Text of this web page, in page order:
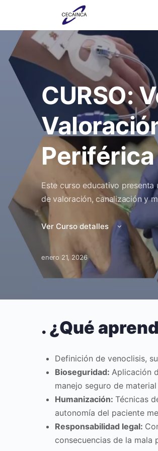
CURSO:
Periférica
Este curso educativo
de valoración, canalización y
Ver Curso detalles
enero 21, 2026
.¿Qué
Definición de venoclisis,
Bioseguridad: Aplicación
manejo seguro de
Humanización: Técnicas
autonomía del paciente
Responsabilidad legal:
consecuencias de la mala